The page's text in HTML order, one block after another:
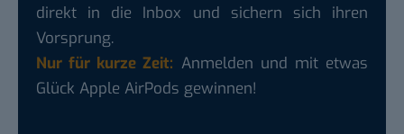
direkt in die Inbox und sichern sich ihren
Vorsprung.
Nur für kurze Zeit: Anmelden und mit etwas
Glück Apple AirPods gewinnen!